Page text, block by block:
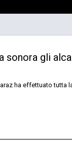
sonora gli
ha effettuato tutta